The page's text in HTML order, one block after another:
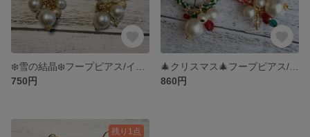
750円
860円
残り1点